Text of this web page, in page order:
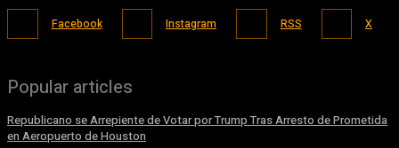
Facebook Instagram RSS X
Popular articles
Republicano se Arrepiente de Votar por Trump Tras Arresto de Prometida
en Aeropuerto de Houston